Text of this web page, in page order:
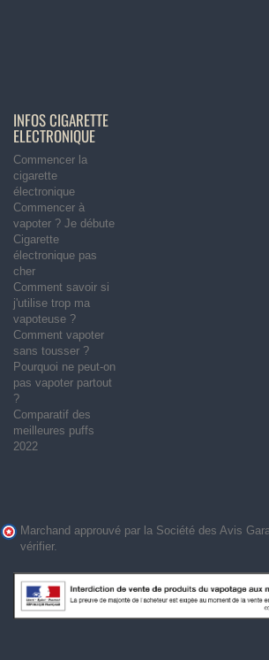
INFOS CIGARETTE
ELECTRONIQUE
Commencer la
cigarette
électronique
Commencer à
vapoter ? Je débute
Cigarette
électronique pas
cher
Comment savoir si
j'utilise trop ma
vapoteuse ?
Comment vapoter
sans tousser ?
Pourquoi ne peut-on
pas vapoter partout
?
Comparatif des
meilleures puffs
2022
Marchand approuvé par la Société des Avis
vérifier.